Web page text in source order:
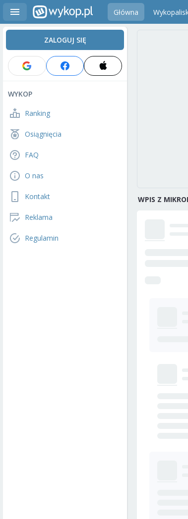
Główna
ZALOGUJ SIĘ
WYKOP
Ranking
Osiągnięcia
FAQ
O nas
Kontakt
Reklama
Regulamin
WPIS Z